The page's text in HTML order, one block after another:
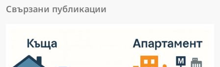
Свързани публикации